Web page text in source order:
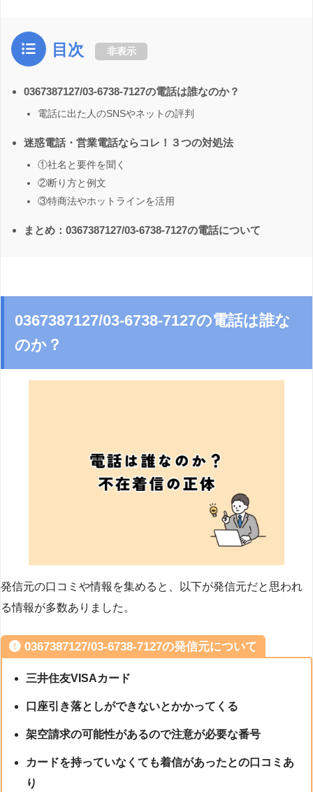
目次 非表示
0367387127/03-6738-7127の電話は誰なのか？
電話に出た人のSNSやネットの評判
迷惑電話・営業電話ならコレ！３つの対処法
①社名と要件を聞く
②断り方と例文
③特商法やホットラインを活用
まとめ：0367387127/03-6738-7127の電話について
0367387127/03-6738-7127の電話は誰な
のか？
発信元の口コミや情報を集めると、以下が発信元だと思われ
る情報が多数ありました。
0367387127/03-6738-7127の発信元について
三井住友VISAカード
口座引き落としができないとかかってくる
架空請求の可能性があるので注意が必要な番号
カードを持っていなくても着信があったとの口コミあ
り